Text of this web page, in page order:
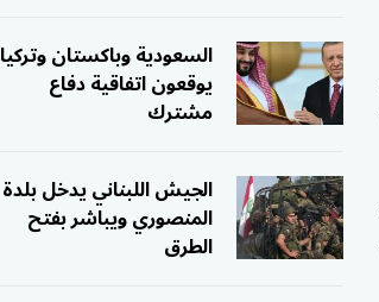
السعودية وباكستان وتركيا
يوقعون اتفاقية دفاع
مشترك
الجيش اللبناني يدخل بلدة
المنصوري ويباشر بفتح
الطرق